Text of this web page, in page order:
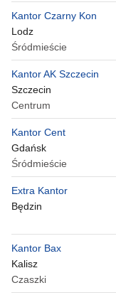
Kantor Czarny Kon
Lodz
Śródmieście
Kantor AK Szczecin
Szczecin
Centrum
Kantor Cent
Gdańsk
Śródmieście
Extra Kantor
Będzin
Kantor Bax
Kalisz
Czaszki